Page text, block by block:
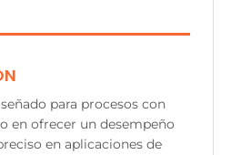
para procesos con
en ofrecer un desempeño
en aplicaciones de